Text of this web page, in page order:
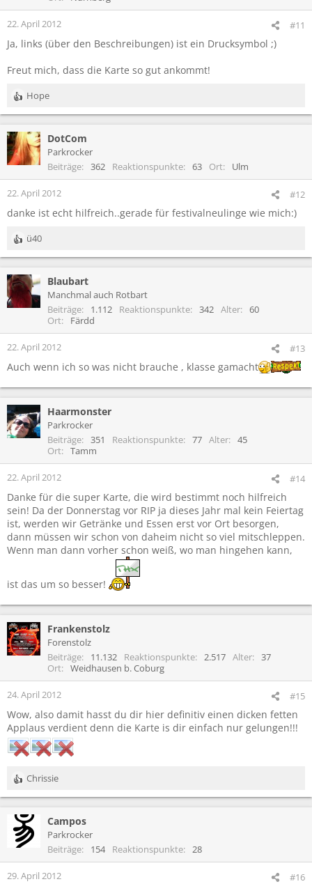
22. April 2012 #11
Ja, links (über den Beschreibungen) ist ein Drucksymbol ;)
Freut mich, dass die Karte so gut ankommt!
R
e
k
t
i
n
n
Hope
DotCom
Parkrocker
Beiträge
362 Reaktionspunkte 63 Ort Ulm
22. April 2012 #12
danke ist echt hilfreich..gerade für festivalneulinge wie mich:)
R
e
k
t
i
n
e
:
ü40
Blaubart
Manchmal auch Rotbart
Beiträge
1.112 Reaktionspunkte 342 Alter
60
Ort
Färdd
22. April 2012 #13
Auch wenn ich so was nicht brauche , klasse gamacht
Haarmonster
Parkrocker
Beiträge
351 Reaktionspunkte 77 Alter
45
Ort
Tamm
22. April 2012 #14
Danke für die super Karte, die wird bestimmt noch hilfreich
sein! Da der Donnerstag vor RIP ja dieses Jahr mal kein Feiertag
ist, werden wir Getränke und Essen erst vor Ort besorgen,
dann müssen wir schon von daheim nicht so viel mitschleppen.
Wenn man dann vorher schon weiß, wo man hingehen kann,
ist das um so besser!
Frankenstolz
Forenstolz
Beiträge
11.132 Reaktionspunkte 2.517 Alter
37
Ort
Weidhausen b. Coburg
24. April 2012 #15
Wow, also damit hasst du dir hier definitiv einen dicken fetten
Applaus verdient denn die Karte is dir einfach nur gelungen!!!
R
e
k
t
n
Chrissie
Campos
Parkrocker
Beiträge
154 Reaktionspunkte 28
29. April 2012 #16